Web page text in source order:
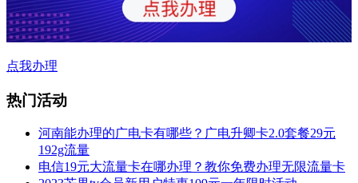
点我办理
热门活动
河南能办理的广电卡有哪些？广电升卿卡2.0套餐29元
192g流量
电信19元大流量卡在哪办理？教你免费办理无限流量卡